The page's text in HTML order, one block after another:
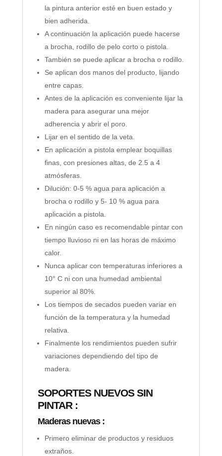
la pintura anterior esté en buen estado y
bien adherida.
A continuación la aplicación puede hacerse
a brocha, rodillo de pelo corto o pistola.
También se puede aplicar a brocha o rodillo.
Se aplican dos manos del producto, lijando
entre capas.
Antes de la aplicación es conveniente lijar la
madera para asegurar una mejor
adherencia y abrir el poro.
Lijar en el sentido de la veta.
En aplicación a pistola emplear boquillas
finas, con presiones altas, de 2.5 a 4
atmósferas.
Dilución: 0-5 % agua para aplicación a
brocha o rodillo y 5- 10 % agua para
aplicación a pistola.
En ningún caso es recomendable pintar con
tiempo lluvioso ni en las horas de máximo
calor.
Nunca aplicar con temperaturas inferiores a
10° C ni con una humedad ambiental
superior al 80%.
Los tiempos de secados pueden variar en
función de la temperatura y la humedad
relativa.
Finalmente los rendimientos pueden sufrir
variaciones dependiendo del tipo de
madera.
SOPORTES NUEVOS SIN
PINTAR :
Maderas nuevas :
Primero eliminar de productos y residuos
extraños.